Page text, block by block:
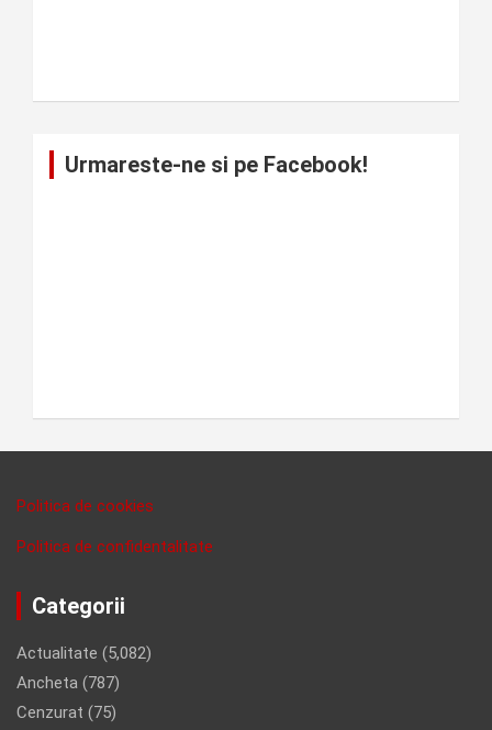
Urmareste-ne si pe Facebook!
Politica de cookies
Politica de confidentalitate
Categorii
Actualitate (5,082)
Ancheta (787)
Cenzurat (75)